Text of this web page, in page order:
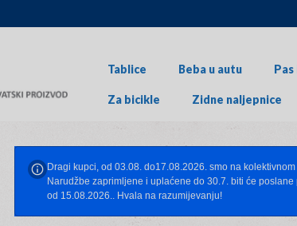
Tablice Beba u autu Pas
Za bicikle Zidne naljepnice
Dragi kupci, od 03.08. do17.08.2026. smo na
Narudžbe zaprimljene i uplaćene do 30.7. biti će
od 15.08.2026.. Hvala na razumijevanju!